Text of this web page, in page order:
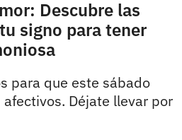
Descubre las
signo para tener
para que este sábado
Déjate llevar por